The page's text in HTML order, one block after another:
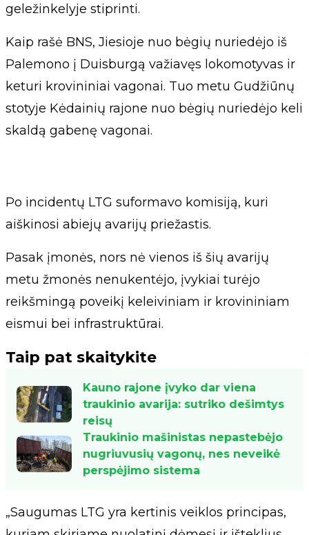
geležinkelyje stiprinti.
Kaip rašė BNS, Jiesioje nuo bėgių nuriedėjo iš
Palemono į Duisburgą važiavęs lokomotyvas ir
keturi krovininiai vagonai. Tuo metu Gudžiūnų
stotyje Kėdainių rajone nuo bėgių nuriedėjo keli
skaldą gabenę vagonai.
Po incidentų LTG suformavo komisiją, kuri
aiškinosi abiejų avarijų priežastis.
Pasak įmonės, nors nė vienos iš šių avarijų
metu žmonės nenukentėjo, įvykiai turėjo
reikšmingą poveikį keleiviniam ir krovininiam
eismui bei infrastruktūrai.
Taip pat skaitykite
Kauno rajone įvyko dar viena
traukinio avarija: sutriko dešimtys
reisų
Traukinio mašinistas nepastebėjo
nugriuvusių vagonų, nes neveikė
perspėjimo sistema
„Saugumas LTG yra kertinis veiklos principas,